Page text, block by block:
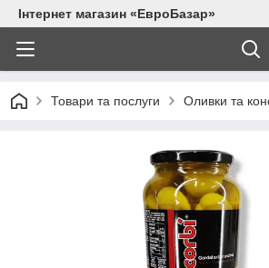
Інтернет магазин «ЕвроБазар»
Товари та послуги Оливки та